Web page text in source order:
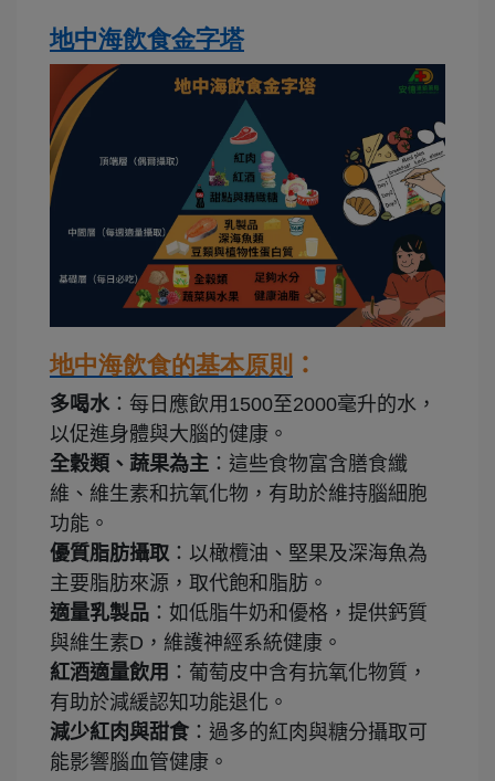
地中海飲食金字塔
地中海飲食的基本原則 ：
多喝水 ：每日應飲用1500至2000毫升的水，
以促進身體與大腦的健康。
全穀類、蔬果為主 ：這些食物富含膳食纖
維、維生素和抗氧化物，有助於維持腦細胞
功能。
優質脂肪攝取：以橄欖油、堅果及深海魚為
主要脂肪來源，取代飽和脂肪。
適量乳製品 ：如低脂牛奶和優格，提供鈣質
與維生素D，維護神經系統健康。
紅酒適量飲用 ：葡萄皮中含有抗氧化物質，
有助於減緩認知功能退化。
減少紅肉與甜食 ：過多的紅肉與糖分攝取可
能影響腦血管健康。